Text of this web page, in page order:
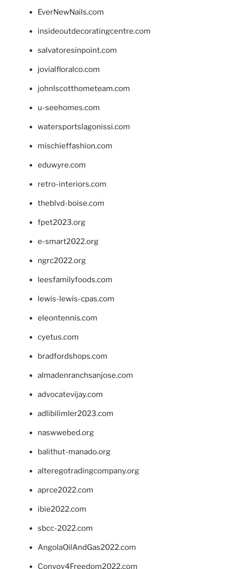
EverNewNails.com
insideoutdecoratingcentre.com
salvatoresinpoint.com
jovialfloralco.com
johnlscotthometeam.com
u-seehomes.com
watersportslagonissi.com
mischieffashion.com
eduwyre.com
retro-interiors.com
theblvd-boise.com
fpet2023.org
e-smart2022.org
ngrc2022.org
leesfamilyfoods.com
lewis-lewis-cpas.com
eleontennis.com
cyetus.com
bradfordshops.com
almadenranchsanjose.com
advocatevijay.com
adlibilimler2023.com
naswwebed.org
balithut-manado.org
alteregotradingcompany.org
aprce2022.com
ibie2022.com
sbcc-2022.com
AngolaOilAndGas2022.com
Convoy4Freedom2022.com